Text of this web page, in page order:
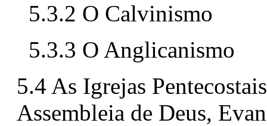
5.3.2 O Calvinismo
5.3.3 O Anglicanismo
5.4 As Igrejas
Assembleia de Deus,